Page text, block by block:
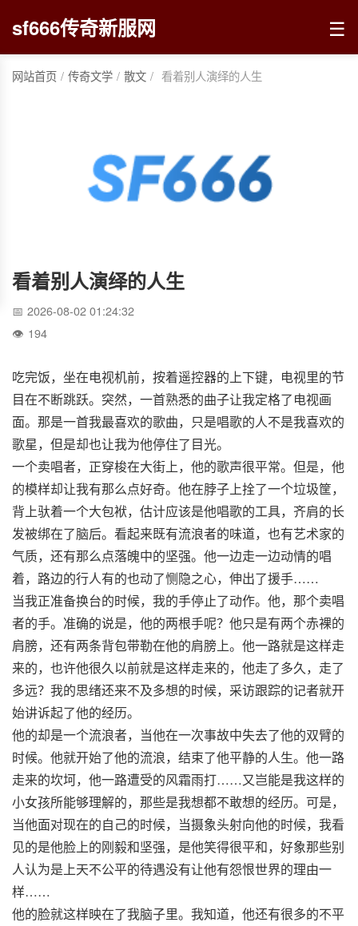
sf666传奇新服网 ☰
网站首页 / 传奇文学 / 散文 / 看着别人演绎的人生
看着别人演绎的人生
2026-08-02 01:24:32
194
吃完饭，坐在电视机前，按着遥控器的上下键，电视里的节
目在不断跳跃。突然，一首熟悉的曲子让我定格了电视画
面。那是一首我最喜欢的歌曲，只是唱歌的人不是我喜欢的
歌星，但是却也让我为他停住了目光。
一个卖唱者，正穿梭在大街上，他的歌声很平常。但是，他
的模样却让我有那么点好奇。他在脖子上拴了一个垃圾筐，
背上驮着一个大包袱，估计应该是他唱歌的工具，齐肩的长
发被绑在了脑后。看起来既有流浪者的味道，也有艺术家的
气质，还有那么点落魄中的坚强。他一边走一边动情的唱
着，路边的行人有的也动了恻隐之心，伸出了援手……
当我正准备换台的时候，我的手停止了动作。他，那个卖唱
者的手。准确的说是，他的两根手呢？他只是有两个赤裸的
肩膀，还有两条背包带勒在他的肩膀上。他一路就是这样走
来的，也许他很久以前就是这样走来的，他走了多久，走了
多远？我的思绪还来不及多想的时候，采访跟踪的记者就开
始讲诉起了他的经历。
他的却是一个流浪者，当他在一次事故中失去了他的双臂的
时候。他就开始了他的流浪，结束了他平静的人生。他一路
走来的坎坷，他一路遭受的风霜雨打……又岂能是我这样的
小女孩所能够理解的，那些是我想都不敢想的经历。可是，
当他面对现在的自己的时候，当摄象头射向他的时候，我看
见的是他脸上的刚毅和坚强，是他笑得很平和，好象那些别
人认为是上天不公平的待遇没有让他有怨恨世界的理由一
样……
他的脸就这样映在了我脑子里。我知道，他还有很多的不平